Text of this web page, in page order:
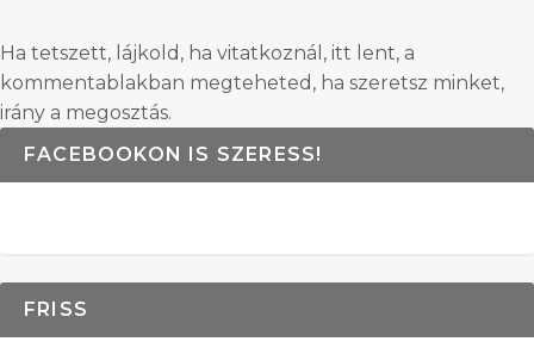
Ha tetszett, lájkold, ha vitatkoznál, itt lent, a
kommentablakban megteheted, ha szeretsz minket,
irány a megosztás.
FACEBOOKON IS SZERESS!
FRISS